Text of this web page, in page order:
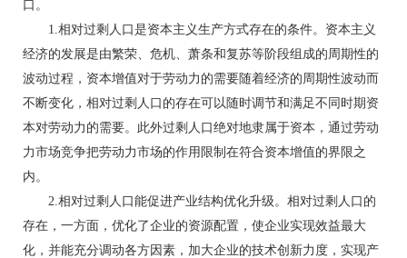
口。
1.相对过剩人口是资本主义生产方式存在的条件。资本主义
经济的发展是由繁荣、危机、萧条和复苏等阶段组成的周期性的
波动过程，资本增值对于劳动力的需要随着经济的周期性波动而
不断变化，相对过剩人口的存在可以随时调节和满足不同时期资
本对劳动力的需要。此外过剩人口绝对地隶属于资本，通过劳动
力市场竞争把劳动力市场的作用限制在符合资本增值的界限之
内。
2.相对过剩人口能促进产业结构优化升级。相对过剩人口的
存在，一方面，优化了企业的资源配置，使企业实现效益最大
化，并能充分调动各方因素，加大企业的技术创新力度，实现产